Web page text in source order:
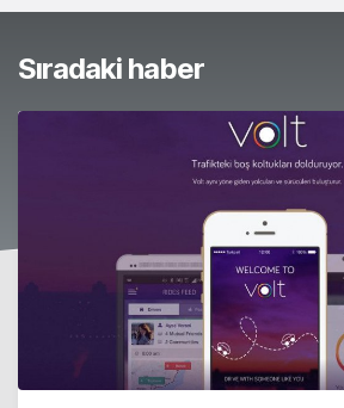
Sıradaki haber